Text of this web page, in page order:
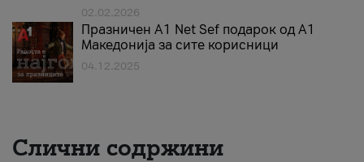
02.02.2026
Празничен A1 Net Sеf подарок од А1
Македонија за сите корисници
04.12.2025
Слични содржини